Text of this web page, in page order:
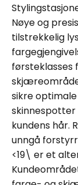
Nøye og
tilstrekkelig
førsteklasses
sikre
kundens hår.
unngå
<19\ er et